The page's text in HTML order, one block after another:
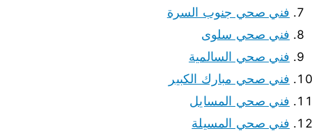
فني صحي جنوب السرة
فني صحي سلوى
فني صحي السالمية
فني صحي مبارك الكبير
فني صحي المسايل
فني صحي المسيلة